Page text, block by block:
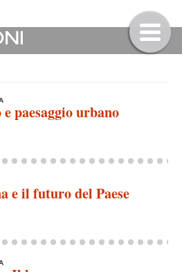
paesaggio urbano
e il futuro del Paese